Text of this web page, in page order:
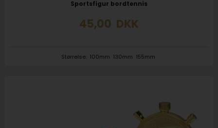
Sportsfigur bordtennis
45,00 DKK
Størrelse: 100mm 130mm 155mm